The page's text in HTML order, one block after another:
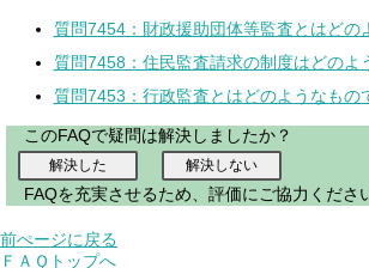
質問7454：財政援助団体等監査とはどの
質問7458：住民監査請求の制度はどのよ
質問7453：行政監査とはどのようなもの
このFAQで疑問は解決しましたか？
FAQを充実させるため、評価にご協力くださ
前ぺージに戻る
ＦＡＱトップへ